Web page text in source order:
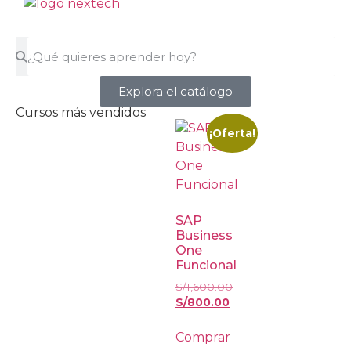
Explora el catálogo
Cursos más vendidos
¡Oferta!
SAP
Business
One
Funcional
S/1,600.00
S/800.00
Comprar